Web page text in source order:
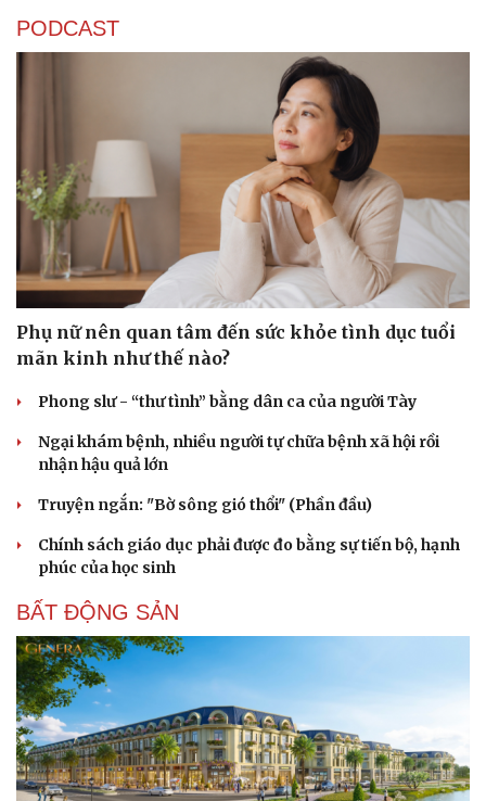
Cải chính
PODCAST
Phụ nữ nên quan tâm đến sức khỏe tình dục tuổi
mãn kinh như thế nào?
Phong slư - “thư tình” bằng dân ca của người Tày
Ngại khám bệnh, nhiều người tự chữa bệnh xã hội rồi
nhận hậu quả lớn
Truyện ngắn: "Bờ sông gió thổi" (Phần đầu)
Chính sách giáo dục phải được đo bằng sự tiến bộ, hạnh
phúc của học sinh
BẤT ĐỘNG SẢN